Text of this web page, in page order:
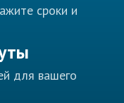
сроки и
для вашего